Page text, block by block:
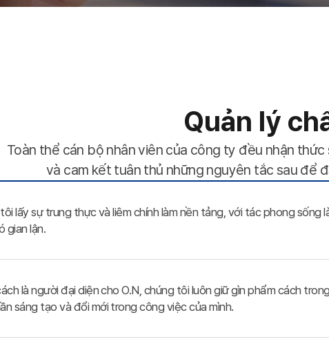
Quản lý
Toàn thể cán bộ nhân viên của công ty đều nhận
và cam kết tuân thủ những nguyên tắc sau để
lấy sự trung thực và liêm chính làm nền tảng, với tác phong
gian lận.
là người đại diện cho O.N, chúng tôi luôn giữ gìn phẩm cách
sáng tạo và đổi mới trong công việc của mình.